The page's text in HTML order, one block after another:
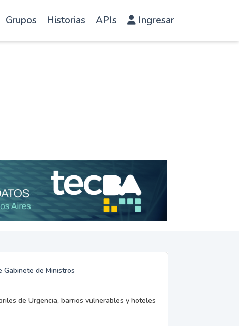
Grupos Historias APIs Ingresar
Gabinete de Ministros
de Urgencia, barrios vulnerables y hoteles